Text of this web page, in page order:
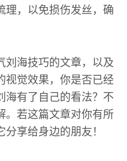
理，以免损伤发丝，确
刘海技巧的文章，以及
视觉效果，你是否已经
海有了自己的看法？不
。若这篇文章对你有所
享给身边的朋友！